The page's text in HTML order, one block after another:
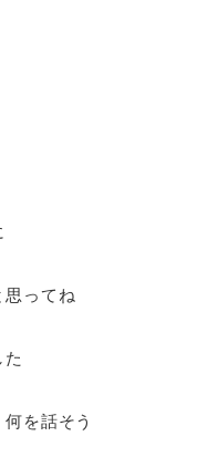
思ってね
を話そう